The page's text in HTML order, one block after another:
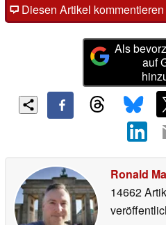
Diesen Artikel
Als
auf
Ronald
14662